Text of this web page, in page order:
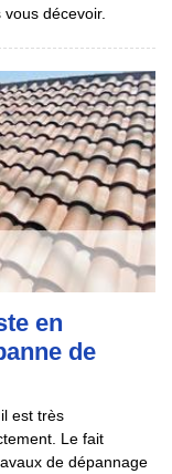
décevoir.
en
de
est très
Le fait
de dépannage